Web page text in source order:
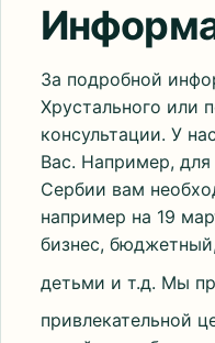
За подробной
Хрустального или
консультации. У
Вас. Например, для
Сербии вам
например на 19
бизнес,
детьми и т.д. Мы
привлекательной